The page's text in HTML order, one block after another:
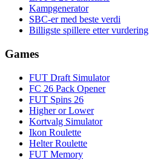
Kampgenerator
SBC-er med beste verdi
Billigste spillere etter vurdering
Games
FUT Draft Simulator
FC 26 Pack Opener
FUT Spins 26
Higher or Lower
Kortvalg Simulator
Ikon Roulette
Helter Roulette
FUT Memory